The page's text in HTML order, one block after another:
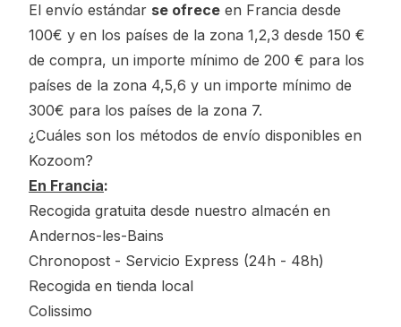
El envío estándar se ofrece en Francia desde
100€ y en los países de la zona 1,2,3 desde 150 €
de compra, un importe mínimo de 200 € para los
países de la zona 4,5,6 y un importe mínimo de
300€ para los países de la zona 7.
¿Cuáles son los métodos de envío disponibles en
Kozoom?
En Francia:
Recogida gratuita desde nuestro almacén en
Andernos-les-Bains
Chronopost - Servicio Express (24h - 48h)
Recogida en tienda local
Colissimo